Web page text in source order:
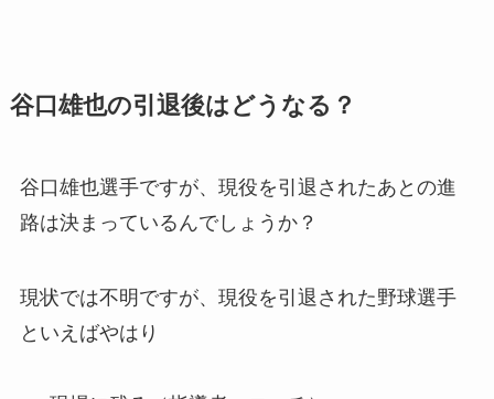
谷口雄也の引退後はどうなる？
谷口雄也選手ですが、現役を引退されたあとの進
路は決まっているんでしょうか？
現状では不明ですが、現役を引退された野球選手
といえばやはり